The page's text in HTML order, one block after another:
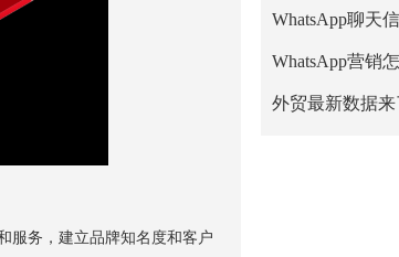
服务，建立品牌知名度和客户
WhatsApp营销